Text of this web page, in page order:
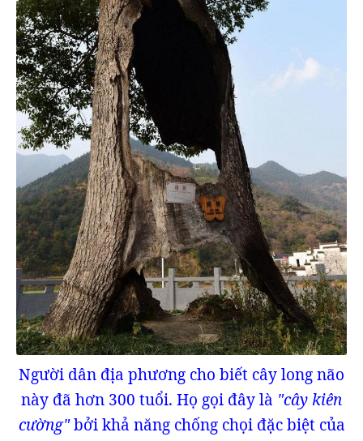
Người dân địa phương cho biết cây long não
này đã hơn 300 tuổi. Họ gọi đây là "cây kiên
cường"bởi khả năng chống chọi đặc biệt của